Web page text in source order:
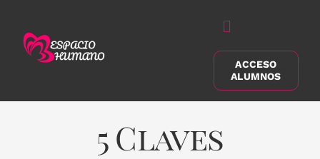
contenido
Alternar
navegación
Buscar:
ACCESO
ALUMNOS
5 Claves